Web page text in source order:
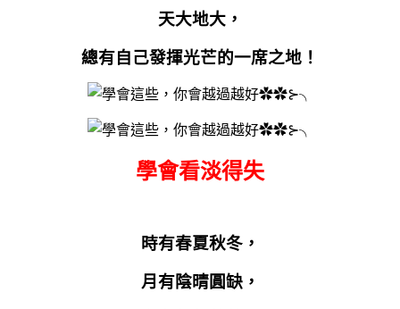
天大地大，
總有自己發揮光芒的一席之地！
學會看淡得失
時有春夏秋冬，
月有陰晴圓缺，